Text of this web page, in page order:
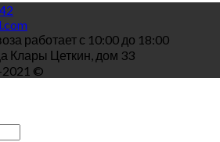
работает с 10:00 до 18:00
Клары Цеткин, дом 33
©